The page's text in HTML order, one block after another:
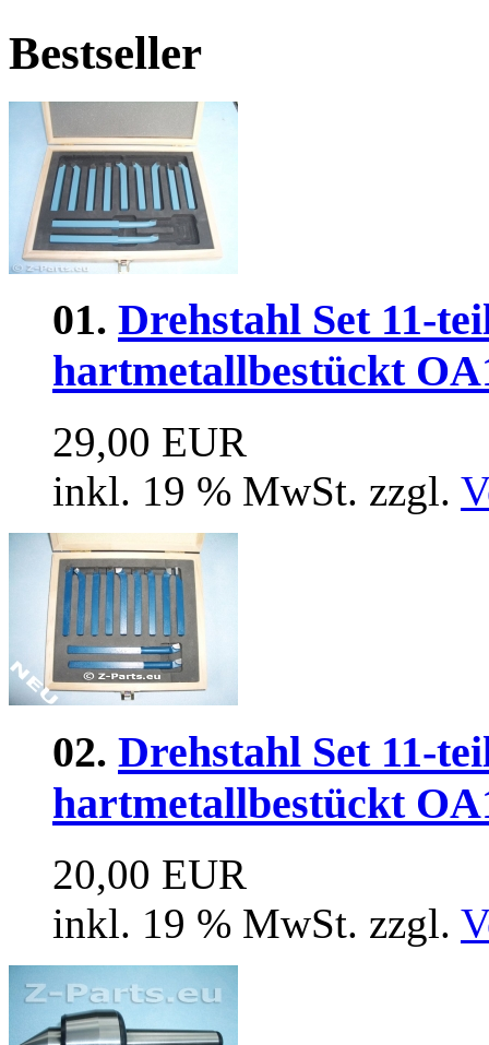
Bestseller
01. Drehstahl Set 11-
hartmetallbestückt
29,00 EUR
inkl. 19 % MwSt. zzgl.
02. Drehstahl Set 11-
hartmetallbestückt
20,00 EUR
inkl. 19 % MwSt. zzgl.